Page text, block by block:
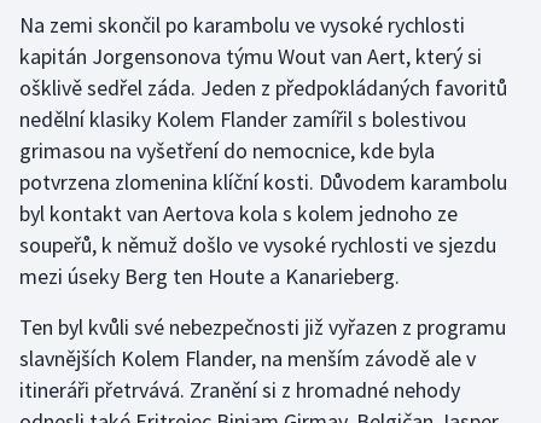
Plavání
Plážový volejbal
Ragby
Rychlobruslení
Rychlostní kanoistika
Short track
Sportovní střelba
Na zemi skončil po karambolu ve vysoké rychlosti
kapitán Jorgensonova týmu Wout van Aert, který si
ošklivě sedřel záda. Jeden z předpokládaných favoritů
nedělní klasiky Kolem Flander zamířil s bolestivou
grimasou na vyšetření do nemocnice, kde byla
potvrzena zlomenina klíční kosti. Důvodem karambolu
byl kontakt van Aertova kola s kolem jednoho ze
soupeřů, k němuž došlo ve vysoké rychlosti ve sjezdu
mezi úseky Berg ten Houte a Kanarieberg.
Ten byl kvůli své nebezpečnosti již vyřazen z programu
slavnějších Kolem Flander, na menším závodě ale v
itineráři přetrvává. Zranění si z hromadné nehody